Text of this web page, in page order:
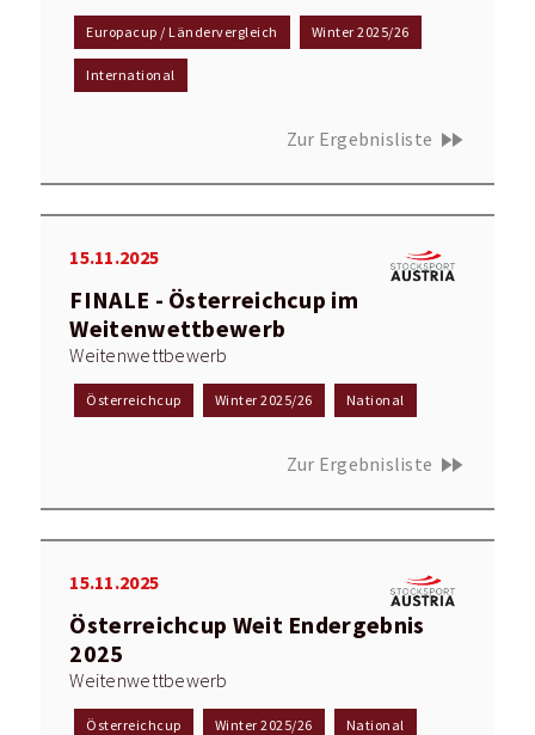
Europacup / Ländervergleich Winter 2025/26
International
Zur Ergebnisliste fast_forward
15.11.2025
FINALE - Österreichcup im
Weitenwettbewerb
Weitenwettbewerb
Österreichcup Winter 2025/26 National
Zur Ergebnisliste fast_forward
15.11.2025
Österreichcup Weit Endergebnis
2025
Weitenwettbewerb
Österreichcup Winter 2025/26 National